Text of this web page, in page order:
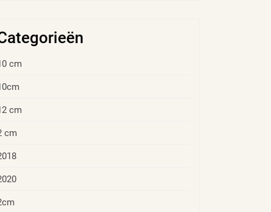
cm
cm
cm